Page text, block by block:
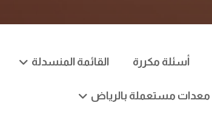
أسئلة مكررة القائمة المنسدلة
معدات مستعملة بالرياض